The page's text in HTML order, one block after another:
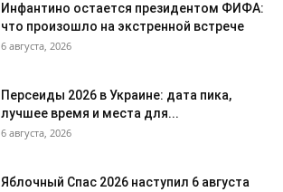
Инфантино остается президентом ФИФА:
что произошло на экстренной встрече
6 августа, 2026
Персеиды 2026 в Украине: дата пика,
лучшее время и места для...
6 августа, 2026
Яблочный Спас 2026 наступил 6 августа